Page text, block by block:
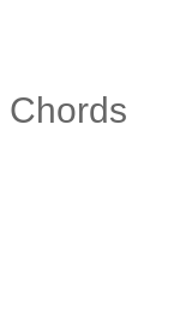
Chords